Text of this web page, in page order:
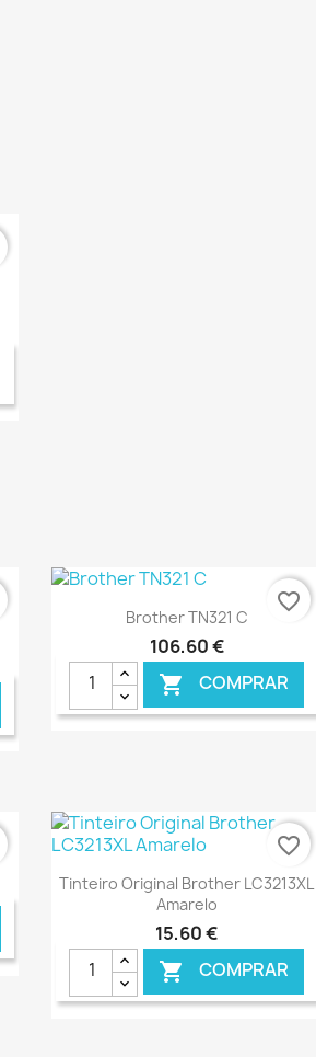
Ver+
Brother TN321 C
106,60 €
 COMPRAR
€ ONLINE
favorite_border
 Ver+
Tinteiro Original Brother LC3213XL
Amarelo
15,60 €
 COMPRAR
favorite_border